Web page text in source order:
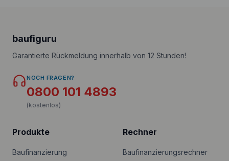
baufiguru
Garantierte Rückmeldung innerhalb von 12 Stunden!
NOCH FRAGEN?
0800 101 4893
(kostenlos)
Produkte
Baufinanzierung
Rechner
Baufinanzierungsrechner